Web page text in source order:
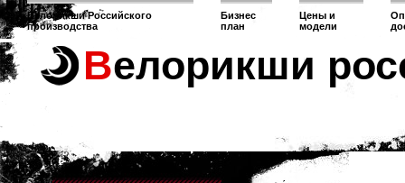
Велорикши Российского
производства
Бизнес
план
Цены и
модели
Велорикши